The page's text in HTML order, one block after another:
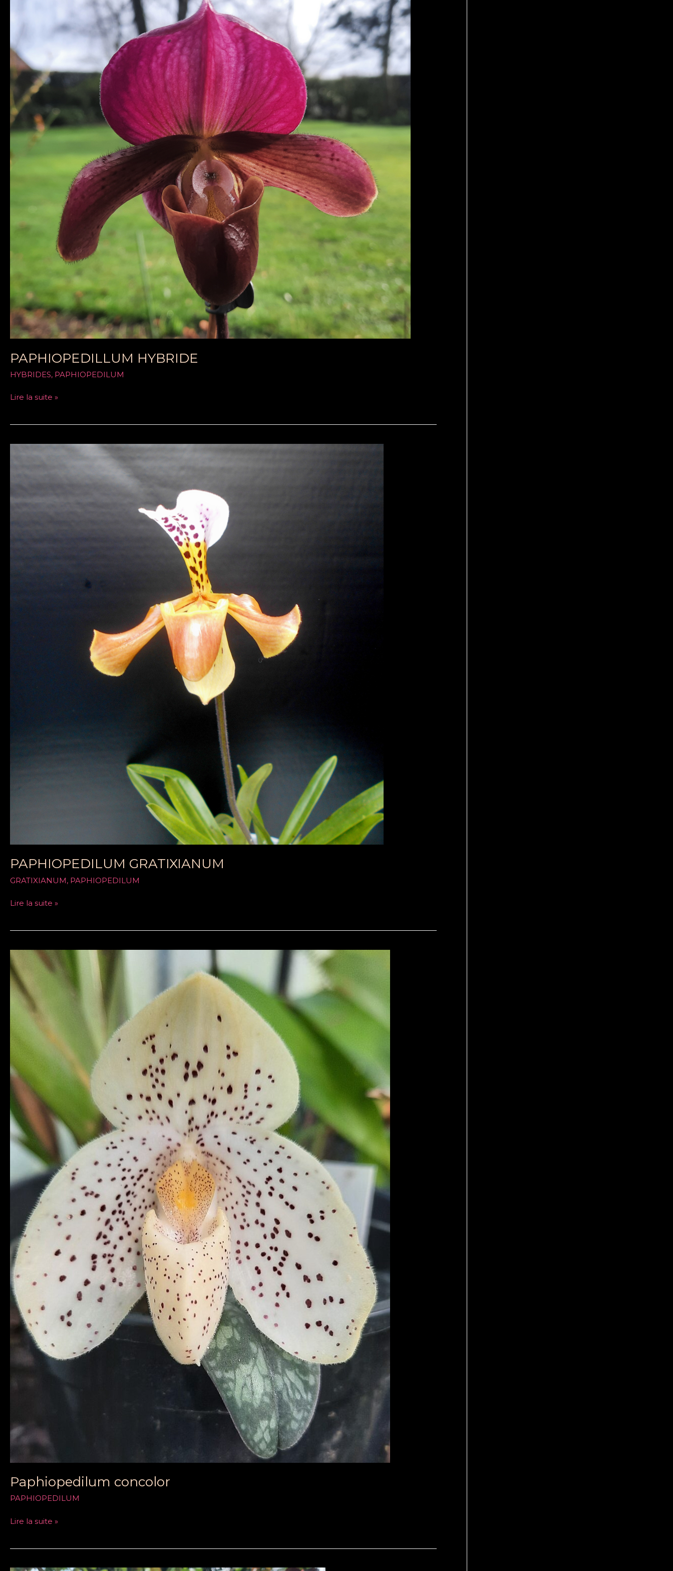
PAPHIOPEDILLUM HYBRIDE
HYBRIDES, PAPHIOPEDILUM
Lire la suite »
PAPHIOPEDILUM GRATIXIANUM
GRATIXIANUM, PAPHIOPEDILUM
PAPHIOPEDILUM
GRATIXIANUM
Lire la suite »
Paphiopedilum concolor
PAPHIOPEDILUM
Paphiopedilum
concolor
Lire la suite »